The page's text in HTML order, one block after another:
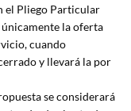
el Pliego Particular
la oferta
cuando
y llevará la por
se considerará